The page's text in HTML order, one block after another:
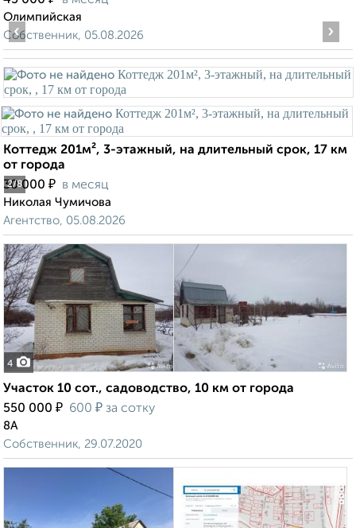
Олимпийская
Собственник, 05.08.2026
2/8
‹ ›
Коттедж 201м², 3-этажный, на длительный срок, 17 км
от города
30 000 ₽ в месяц
Николая Чумичова
Агентство, 05.08.2026
4
Участок 10 сот., садоводство, 10 км от города
550 000 ₽ 600 ₽ за сотку
8А
Собственник, 29.07.2020